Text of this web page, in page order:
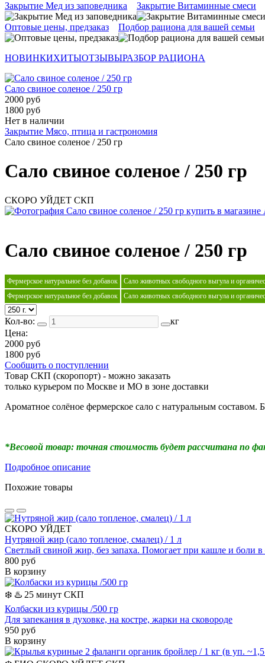
Закрытие Мед из заповедника Закрытие Витаминные смеси
Оптовые цены, предзаказ Подбор рациона для вашей семьи
НОВИНКИХИТЫОТЗЫВЫРАЗБОР РАЦИОНА
Сало свиное соленое / 250 гр
2000 руб
1800 руб
Нет в наличии
Закрытие Мясо, птица и гастрономия
Сало свиное соленое / 250 гр
Сало свиное соленое / 250 гр
СКОРО УЙДЕТ СКП
Сало свиное соленое / 250 гр
Фермерское натуральное без добавок
Сало животных свободного выгула и
Фермерское натуральное без добавок
Сало животных свободного выгула и
Кол-во:
кг
Цена:
2000 руб
1800 руб
Сообщить о поступлении
Товар СКП (скоропорт) - можно заказать
только курьером по Москве и МО в зоне доставки
Ароматное солёное фермерское сало с натуральным составом.
*Весовой товар: точная стоимость будет рассчитана по
Подробное описание
Похожие товары
СКОРО УЙДЕТ
Нутряной жир (сало топленое, смалец) / 1 л
Светлый свиной жир, без запаха. Помогает при кашле и боли в
800 руб
В корзину
❄️ ♨️ 25 минут СКП
Колбаски из курицы /500 гр
Для запекания в духовке, на костре, жарки на сковороде
950 руб
В корзину